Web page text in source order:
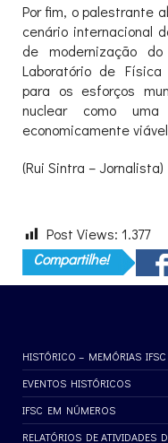
Por fim, o palestrante
cenário internacional
de modernização
Laboratório de Física
para os esforços
nuclear como
economicamente
(Rui Sintra – Jornalista)
Post Views: 1.377
Compartilhe!
HISTÓRICO – MEMÓRIAS IFSC
EVENTOS HISTÓRICOS
IFSC EM NÚMEROS
RELATÓRIOS DE ATIVIDADES